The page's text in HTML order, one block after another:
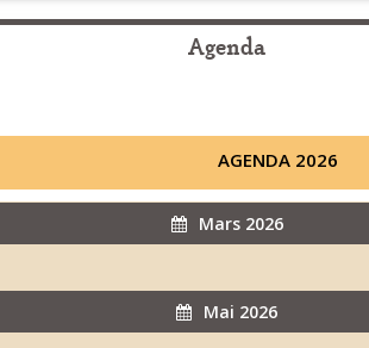
Agenda
AGENDA 2026
Mars 2026
Mai 2026